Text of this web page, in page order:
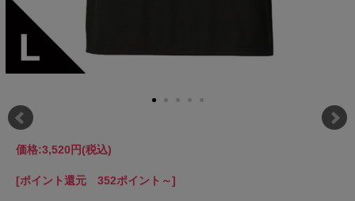
価格:3,520円(税込)
[ポイント還元 352ポイント～]